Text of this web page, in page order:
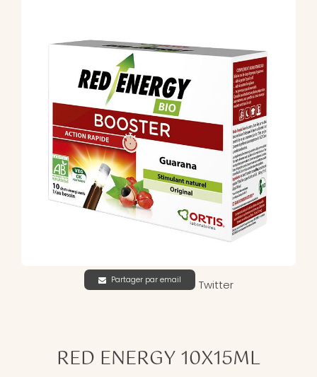
Partager par email Twitter
RED ENERGY 10X15ML